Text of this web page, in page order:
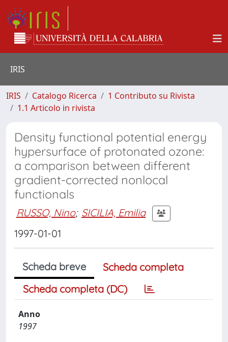
IRIS
IRIS Catalogo Ricerca
1 Contributo su Rivista
1.1 Articolo in rivista
Density functional potential energy
hypersurface of protonated ozone:
a comparison between different
gradient-corrected nonlocal
functionals
RUSSO, Nino; SICILIA, Emilia
1997-01-01
Scheda breve
Scheda completa
Scheda completa (DC)
Anno
1997